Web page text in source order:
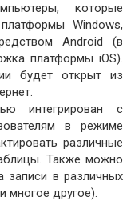
которые
Windows,
Android (в
платформы iOS).
будет открыт из
интегрирован с
в режиме
различные
Также можно
записи в различных
многое другое).